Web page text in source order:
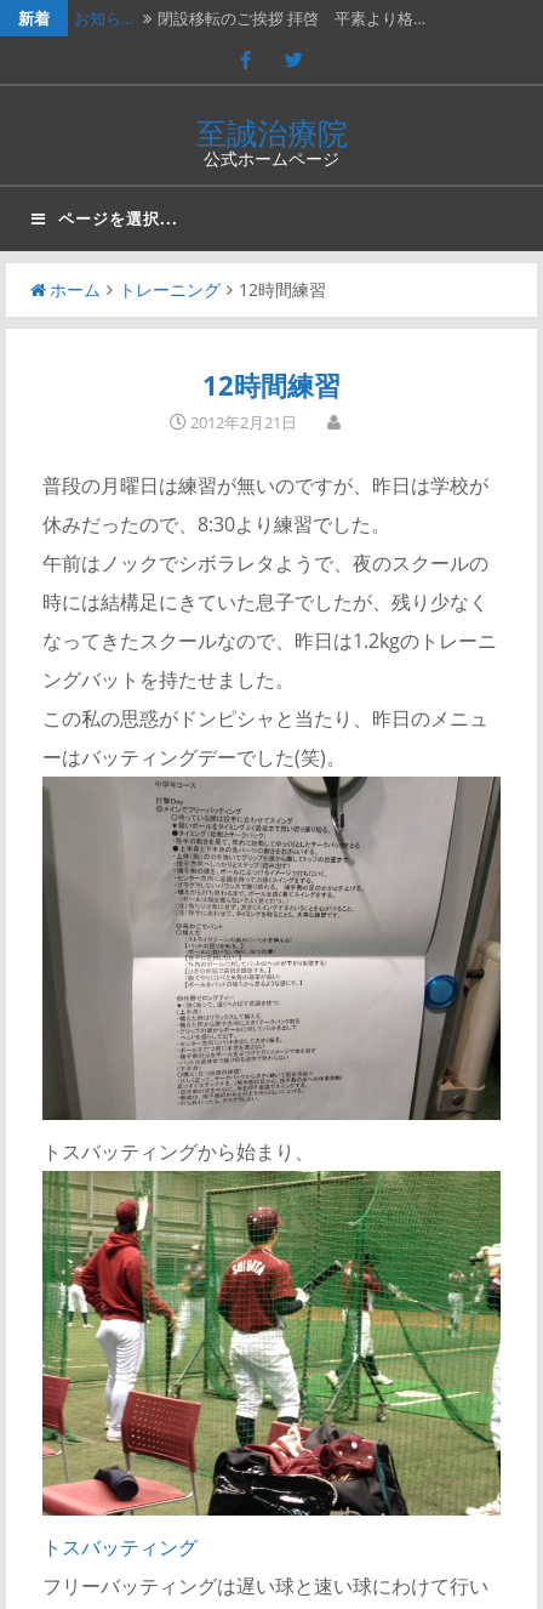
新着 お知ら… 閉設移転のご挨拶 拝啓 平素より格…
202４年３月２日（土）は臨時休診…
2023年７月１５日（土）は臨時休…
2023年2月25日（土）、202…
新年の…
至誠治療院
公式ホームページ
ページを選択...
ホーム トレーニング 12時間練習
12時間練習
2012年2月21日
普段の月曜日は練習が無いのですが、昨日は学校が
休みだったので、8:30より練習でした。
午前はノックでシボラレタようで、夜のスクールの
時には結構足にきていた息子でしたが、残り少なく
なってきたスクールなので、昨日は1.2kgのトレーニ
ングバットを持たせました。
この私の思惑がドンピシャと当たり、昨日のメニュ
ーはバッティングデーでした(笑)。
トスバッティングから始まり、
トスバッティング
フリーバッティングは遅い球と速い球にわけて行い